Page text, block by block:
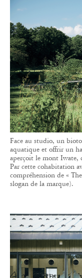
Face au studio, un
aquatique et offrir un
aperçoit le mont Iwate,
Par cette cohabitation
compréhension de «
slogan de la marque).